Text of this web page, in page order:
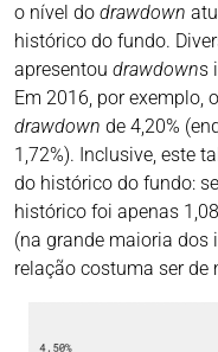
o nível do drawdown
histórico do fundo.
apresentou drawdowns
Em 2016, por exemplo,
drawdown de 4,20%
1,72%). Inclusive, este
do histórico do fundo:
histórico foi apenas
(na grande maioria dos
relação costuma ser de